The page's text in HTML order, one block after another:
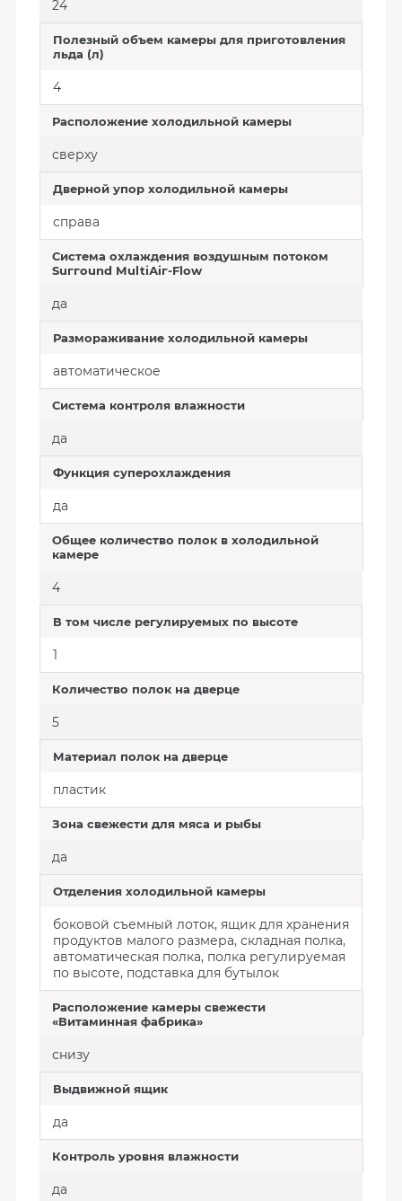
24
Полезный объем камеры для приготовления
льда (л)
4
Расположение холодильной камеры
сверху
Дверной упор холодильной камеры
справа
Система охлаждения воздушным потоком
Suггоund МultiАiг-Flоw
да
Размораживание холодильной камеры
автоматическое
Система контроля влажности
да
Функция суперохлаждения
да
Общее количество полок в холодильной
камере
4
В том числе регулируемых по высоте
1
Количество полок на дверце
5
Материал полок на дверце
пластик
Зона свежести для мяса и рыбы
да
Отделения холодильной камеры
боковой съемный лоток, ящик для хранения
продуктов малого размера, складная полка,
автоматическая полка, полка регулируемая
по высоте, подставка для бутылок
Расположение камеры свежести
«Витаминная фабрика»
снизу
Выдвижной ящик
да
Контроль уровня влажности
да